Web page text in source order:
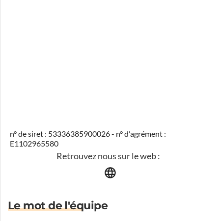
n° de siret : 53336385900026 - n° d'agrément :
E1102965580
Retrouvez nous sur le web :
Le mot de l'équipe